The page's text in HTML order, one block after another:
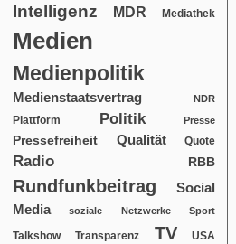
Intelligenz
MDR Mediathek
Medien
Medienpolitik
Medienstaatsvertrag NDR
Plattform Politik Presse
Pressefreiheit Qualität Quote
Radio RBB
Rundfunkbeitrag
Social
Media
soziale Netzwerke Sport
Talkshow Transparenz TV USA